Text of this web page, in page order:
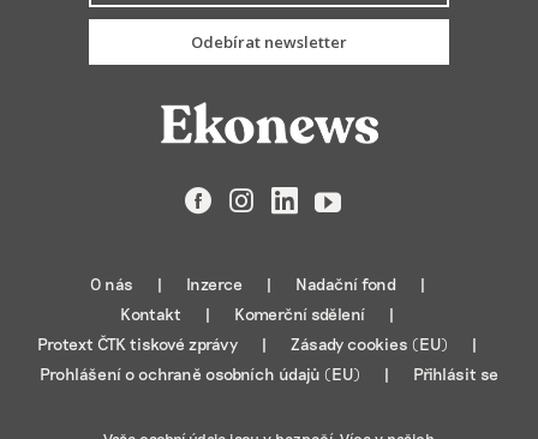
Odebírat newsletter
FacebookInstagramLinkedIn
YouTube
O nás Inzerce
Nadační fond
Kontakt
Komerční sdělení
Protext ČTK tiskové zprávy
Zásady cookies (EU)
Prohlášení o ochraně osobních údajů (EU)
Přihlásit se